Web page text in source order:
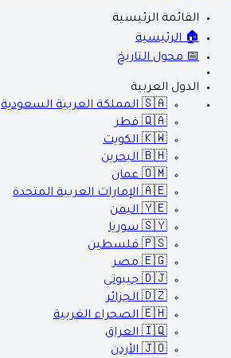
القائمة الرئيسية
🏠 الرئيسية
📅 محول التاريخ
الدول العربية
🇸🇦 المملكة العربية السعودية
🇶🇦 قطر
🇰🇼 الكويت
🇧🇭 البحرين
🇴🇲 عمان
🇦🇪 الإمارات العربية المتحدة
🇾🇪 اليمن
🇸🇾 سوريا
🇵🇸 فلسطين
🇪🇬 مصر
🇩🇯 جيبوتي
🇩🇿 الجزائر
🇪🇭 الصحراء الغربية
🇮🇶 العراق
🇯🇴 الأردن